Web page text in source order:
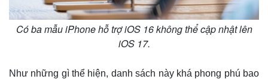
Cuộc sống đó đây
Multimedia
Ảnh
Có ba mẫu iPhone hỗ trợ iOS 16 không thể cập nhật lên
iOS 17.
Như những gì thể hiện, danh sách này khá phong phú bao